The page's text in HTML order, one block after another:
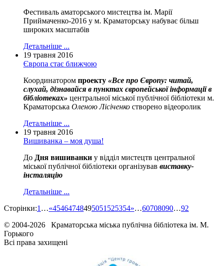
Фестиваль аматорського мистецтва ім. Марії
Приймаченко-2016 у м. Краматорську набуває більш
широких масштабів
Детальніше ...
19 травня 2016
Європа стає ближчою
Координатором проекту «Все про Європу: читай,
слухай, дізнавайся в пунктах європейської інформації в
бібліотеках» центральної міської публічної бібліотеки м.
Краматорська Оленою Лісіченко створено відеоролик
Детальніше ...
19 травня 2016
Вишиванка – моя душа!
До Дня вишиванки у відділ мистецтв центральної
міської публічної бібліотеки організував виставку-
інсталяцію
Детальніше ...
Сторінки:1 …«45464748495051 525354»…60708090…92
© 2004-2026 Краматорська міська публічна бібліотека ім. М.
Горького
Всі права захищені